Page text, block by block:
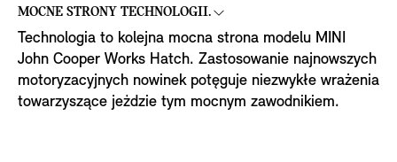
MOCNE STRONY TECHNOLOGII.
Technologia to kolejna mocna strona modelu MINI
John Cooper Works Hatch. Zastosowanie najnowszych
motoryzacyjnych nowinek potęguje niezwykłe wrażenia
towarzyszące jeździe tym mocnym zawodnikiem.